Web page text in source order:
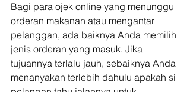
Bagi para ojek online yang menunggu
orderan makanan atau mengantar
pelanggan, ada baiknya Anda memilih
jenis orderan yang masuk. Jika
tujuannya terlalu jauh, sebaiknya Anda
menanyakan terlebih dahulu apakah si